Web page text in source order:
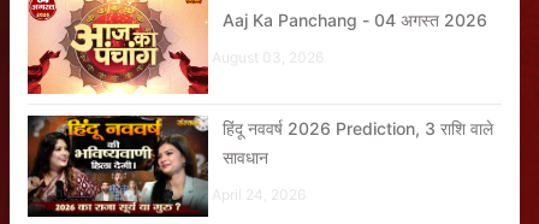
Aaj Ka Panchang - 04 अगस्त 2026
August 03, 2026
हिंदू नववर्ष 2026 Prediction, 3 राशि वाले
सावधान
April 24, 2026